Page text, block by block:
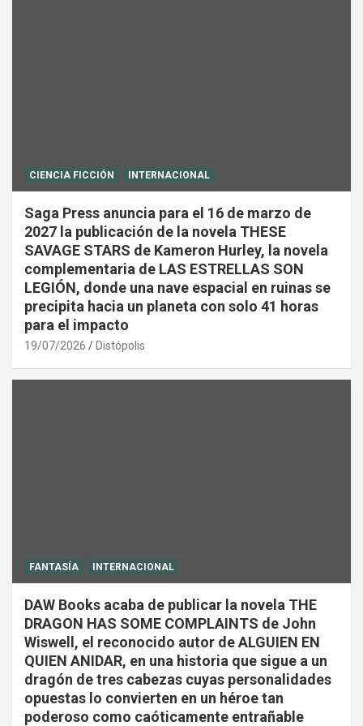
CIENCIA FICCIÓN INTERNACIONAL
Saga Press anuncia para el 16 de marzo de
2027 la publicación de la novela THESE
SAVAGE STARS de Kameron Hurley, la novela
complementaria de LAS ESTRELLAS SON
LEGIÓN, donde una nave espacial en ruinas se
precipita hacia un planeta con solo 41 horas
para el impacto
19/07/2026 Distópolis
FANTASÍA INTERNACIONAL
DAW Books acaba de publicar la novela THE
DRAGON HAS SOME COMPLAINTS de John
Wiswell, el reconocido autor de ALGUIEN EN
QUIEN ANIDAR, en una historia que sigue a un
dragón de tres cabezas cuyas personalidades
opuestas lo convierten en un héroe tan
poderoso como caóticamente entrañable